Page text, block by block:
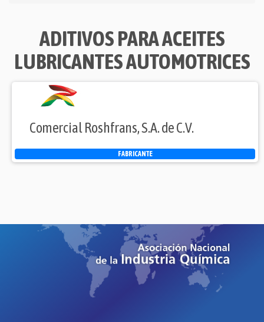
ADITIVOS PARA ACEITES
LUBRICANTES AUTOMOTRICES
Comercial Roshfrans, S.A. de C.V.
FABRICANTE